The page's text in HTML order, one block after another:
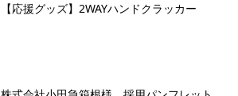
【応援グッズ】2WAYハンドクラッカー